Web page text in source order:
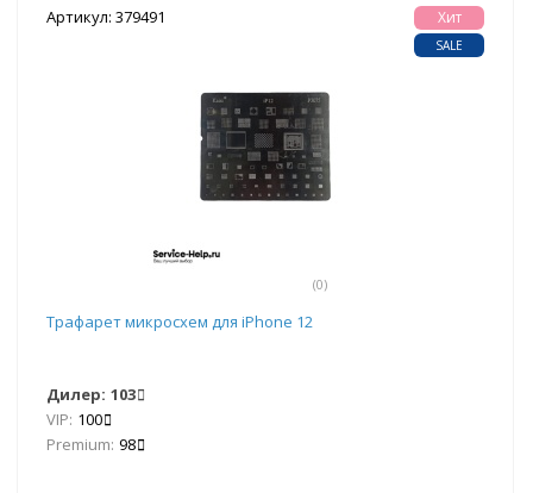
Артикул: 379491
(0)
Хит
SALE
Трафарет микросхем для iPhone 12
Дилер: 103
VIP: 100
Premium: 98